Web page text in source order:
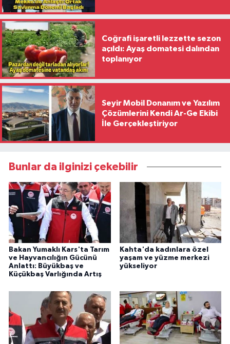
Coğrafi işaretli lezzette sezon
açıldı: Ayaş domatesi dalından
toplanıyor
Seyir Mobil Donanım ve Yazılım
Çözümlerini Kendi Ar-Ge Ekibi
İle Gerçekleştiriyor
Bunlar da ilginizi çekebilir
Bakan Yumaklı Kars'ta Tarım
ve Hayvancılığın Gücünü
Anlattı: Büyükbaş ve
Küçükbaş Varlığında Artış
Kahta'da kadınlara özel
yaşam ve yüzme merkezi
yükseliyor